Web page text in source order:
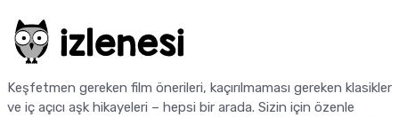
Keşfetmen gereken film önerileri, kaçırılmaması gereken klasikler
ve iç açıcı aşk hikayeleri – hepsi bir arada. Sizin için özenle